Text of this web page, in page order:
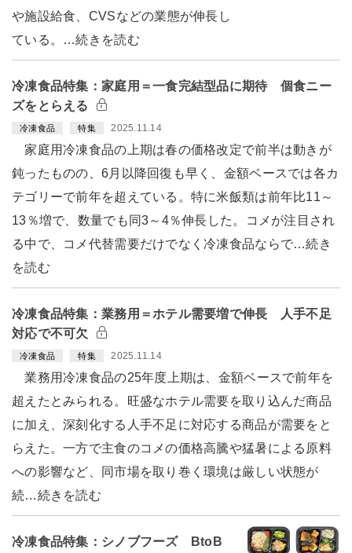
や施設給食、CVSなどの業態が伸長し
ている。…続きを読む
冷凍食品特集：家庭用＝一食完結型品に期待 個食ニー
ズをとらえる
冷凍食品 特集 2025.11.14
家庭用冷凍食品の上期は春の価格改定で前半は動きが
鈍ったものの、6月以降回復も早く、金額ベースでは各カ
テゴリーで前年を超えている。特に米飯類は前年比11～
13％増で、数量でも同3～4％伸長した。コメが注目され
る中で、コメ代替需要だけでなく冷凍食品ならで…続き
を読む
冷凍食品特集：業務用＝ホテル需要増で伸長 人手不足
対応で不可欠
冷凍食品 特集 2025.11.14
業務用冷凍食品の25年度上期は、金額ベースで前年を
超えたとみられる。旺盛なホテル需要を取り込んだ商品
に加え、深刻化する人手不足に対応する商品が需要をと
らえた。一方で主食のコメの価格高騰や猛暑による原料
への影響など、同市場を取り巻く環境は厳しい状態が
続…続きを読む
冷凍食品特集：シノブフーズ BtoB